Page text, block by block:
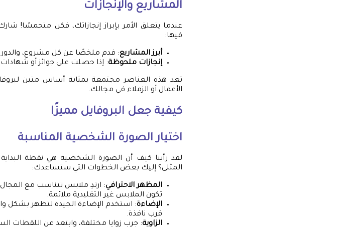
المشاريع والإنجازات
عندما يتعلق الأمر بإبراز إنجازاتك، فكن متحمسًا!
فيها:
أبرز المشاريع: قدم ملخصًا عن كل مشروع، والدور
إنجازات ملحوظة: إذا حصلت على جوائز أو شهادات
تعد هذه العناصر مجتمعة بمثابة أساس متين
الأعمال أو الزملاء في مجالك.
كيفية جعل البروفايل مميزًا
اختيار الصورة الشخصية المناسبة
لقد رأينا كيف أن الصورة الشخصية هي نقطة
المثلى؟ إليك بعض الخطوات التي ستساعدك:
المظهر الاحترافي: ارتدِ ملابس تتناسب مع
تكون الملابس غير التقليدية ملائمة.
الإضاءة: استخدم الإضاءة الجيدة لتظهر بشكل
قرب نافذة.
الزاوية: جرب زوايا مختلفة، وابتعد عن اللقطات